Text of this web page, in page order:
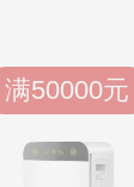
满50000元